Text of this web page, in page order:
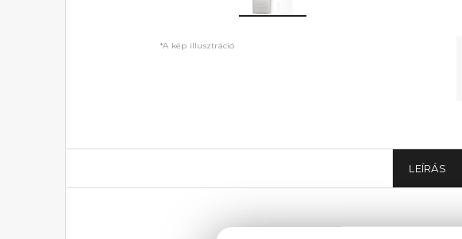
*A kép illusztráció
LEÍRÁS